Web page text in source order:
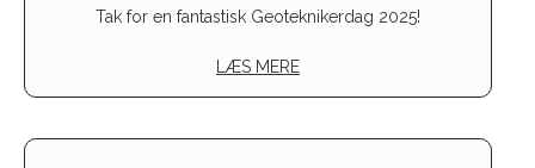
Tak for en fantastisk Geoteknikerdag 2025!
LÆS MERE